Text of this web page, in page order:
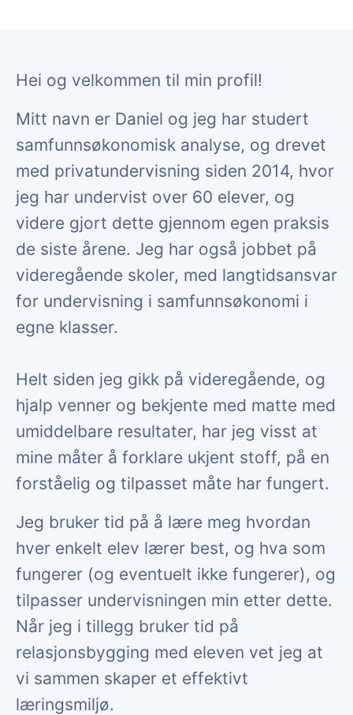
Hei og velkommen til min profil!
Mitt navn er Daniel og jeg har studert
samfunnsøkonomisk analyse, og drevet
med privatundervisning siden 2014, hvor
jeg har undervist over 60 elever, og
videre gjort dette gjennom egen praksis
de siste årene. Jeg har også jobbet på
videregående skoler, med langtidsansvar
for undervisning i samfunnsøkonomi i
egne klasser.
Helt siden jeg gikk på videregående, og
hjalp venner og bekjente med matte med
umiddelbare resultater, har jeg visst at
mine måter å forklare ukjent stoff, på en
forståelig og tilpasset måte har fungert.
Jeg bruker tid på å lære meg hvordan
hver enkelt elev lærer best, og hva som
fungerer (og eventuelt ikke fungerer), og
tilpasser undervisningen min etter dette.
Når jeg i tillegg bruker tid på
relasjonsbygging med eleven vet jeg at
vi sammen skaper et effektivt
læringsmiljø.